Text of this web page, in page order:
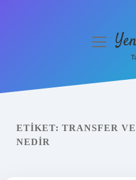
Yasal Uyarı
menüyü
ETIKET: TRANSFER
NEDIR